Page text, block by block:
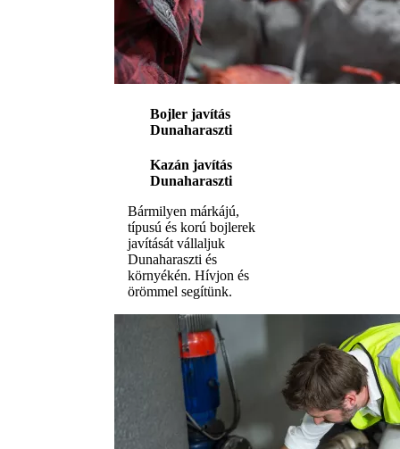
Bojler javítás
Dunaharaszti
Kazán javítás
Dunaharaszti
Bármilyen márkájú,
típusú és korú bojlerek
javítását vállaljuk
Dunaharaszti és
környékén. Hívjon és
örömmel segítünk.